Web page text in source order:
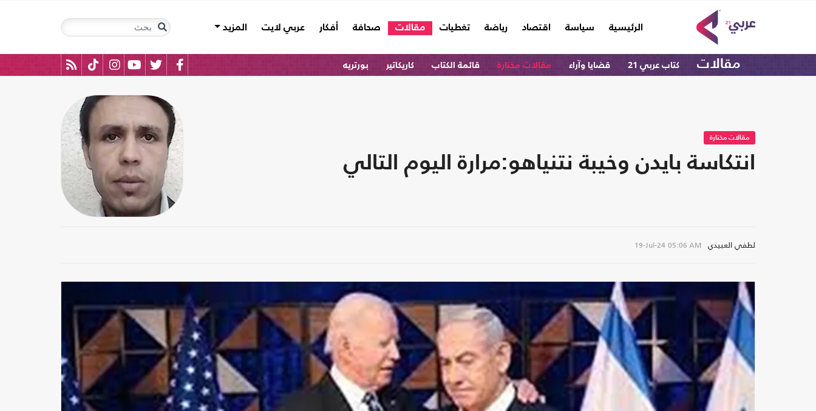
الرئيسية
(current) سياسة اقتصاد رياضة تغطيات مقالات صحافة أفكار عربي لايت المزيد
مقالات كتاب عربي 21 قضايا وآراء مقالات مختارة قائمة الكتاب كاريكاتير بورتريه
مقالات مختارة
انتكاسة بايدن وخيبة نتنياهو:مرارة اليوم التالي
لطفي العبيدي 19-Jul-24 05:06 AM